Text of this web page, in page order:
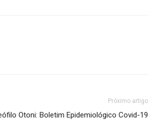
Próximo artigo
Otoni: Boletim Epidemiológico Covid-19